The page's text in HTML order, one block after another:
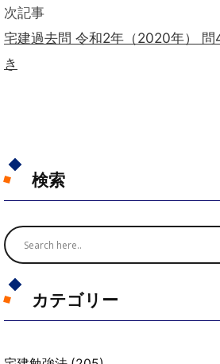
次記事
宅建過去問 令和2年（2020年）
き
検索
カテゴリー